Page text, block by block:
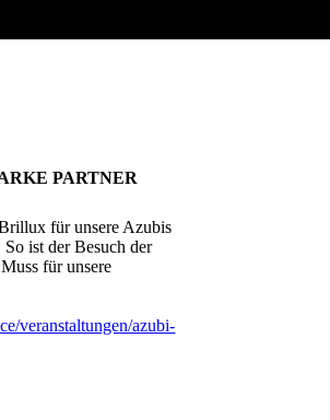
PARTNER
für unsere Azubis
ist der Besuch der
für unsere
veranstaltungen/azubi-